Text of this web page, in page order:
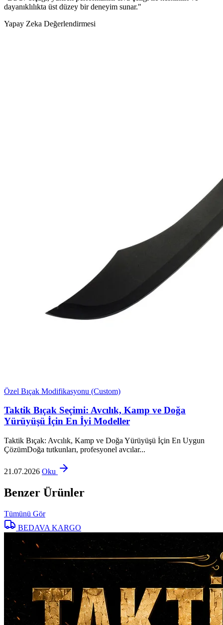
dayanıklılıkta üst düzey bir deneyim sunar."
Yapay Zeka Değerlendirmesi
Özel Bıçak Modifikasyonu (Custom)
Taktik Bıçak Seçimi: Avcılık, Kamp ve Doğa
Yürüyüşü İçin En İyi Modeller
Taktik Bıçak: Avcılık, Kamp ve Doğa Yürüyüşü İçin En Uygun
ÇözümDoğa tutkunları, profesyonel avcılar...
21.07.2026 Oku
Benzer Ürünler
Tümünü Gör
BEDAVA KARGO